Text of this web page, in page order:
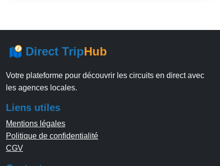
Direct TripHub
Votre plateforme pour découvrir les circuits en direct avec
les agences locales.
Liens utiles
Mentions légales
Politique de confidentialité
CGV